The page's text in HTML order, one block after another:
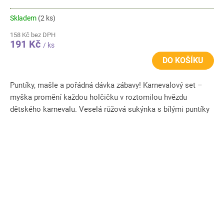
Skladem (2 ks)
158 Kč bez DPH
191 Kč / ks
DO KOŠÍKU
Puntíky, mašle a pořádná dávka zábavy! Karnevalový set –
myška promění každou holčičku v roztomilou hvězdu
dětského karnevalu. Veselá růžová sukýnka s bílými puntíky